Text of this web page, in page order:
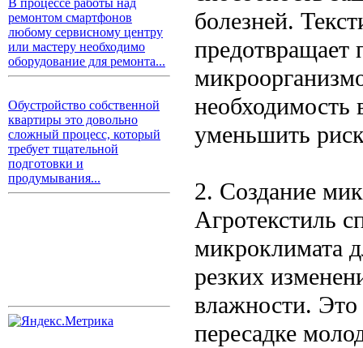
В процессе работы над
ремонтом смартфонов
любому сервисному центру
или мастеру необходимо
оборудование для ремонта...
Обустройство собственной
квартиры это довольно
сложный процесс, который
требует тщательной
подготовки и
продумывания...
болезней.
предотвращает
необходимость
уменьшить
2. Создание
Агротекстиль
микроклимата
резких
влажности. Это
пересадке